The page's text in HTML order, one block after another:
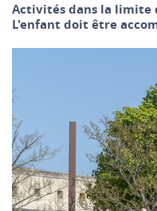
Activités dans la limite
L'enfant doit être